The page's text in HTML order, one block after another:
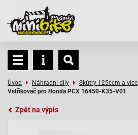
Úvod Náhradní díly Skútry 125ccm a více
Vstřikovač pro Honda PCX 16450-K35-V01
Zpět na výpis